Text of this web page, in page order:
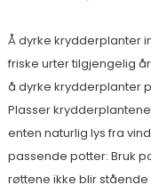
Å dyrke krydderplanter
friske urter tilgjengelig
å dyrke krydderplanter
Plasser
enten naturlig lys fra
passende potter: Bruk
røttene ikke blir